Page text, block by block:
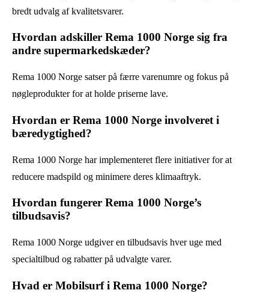
bredt udvalg af kvalitetsvarer.
Hvordan adskiller Rema 1000 Norge sig fra
andre supermarkedskæder?
Rema 1000 Norge satser på færre varenumre og fokus på
nøgleprodukter for at holde priserne lave.
Hvordan er Rema 1000 Norge involveret i
bæredygtighed?
Rema 1000 Norge har implementeret flere initiativer for at
reducere madspild og minimere deres klimaaftryk.
Hvordan fungerer Rema 1000 Norge’s
tilbudsavis?
Rema 1000 Norge udgiver en tilbudsavis hver uge med
specialtilbud og rabatter på udvalgte varer.
Hvad er Mobilsurf i Rema 1000 Norge?